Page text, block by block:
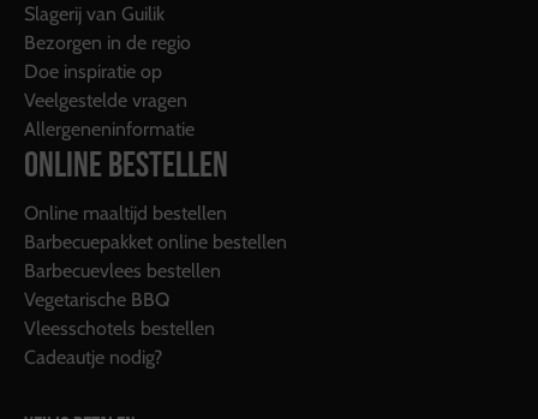
Slagerij van Guilik
Bezorgen in de regio
Doe inspiratie op
Veelgestelde vragen
Allergeneninformatie
ONLINE BESTELLEN
Online maaltijd bestellen
Barbecuepakket online bestellen
Barbecuevlees bestellen
Vegetarische BBQ
Vleesschotels bestellen
Cadeautje nodig?